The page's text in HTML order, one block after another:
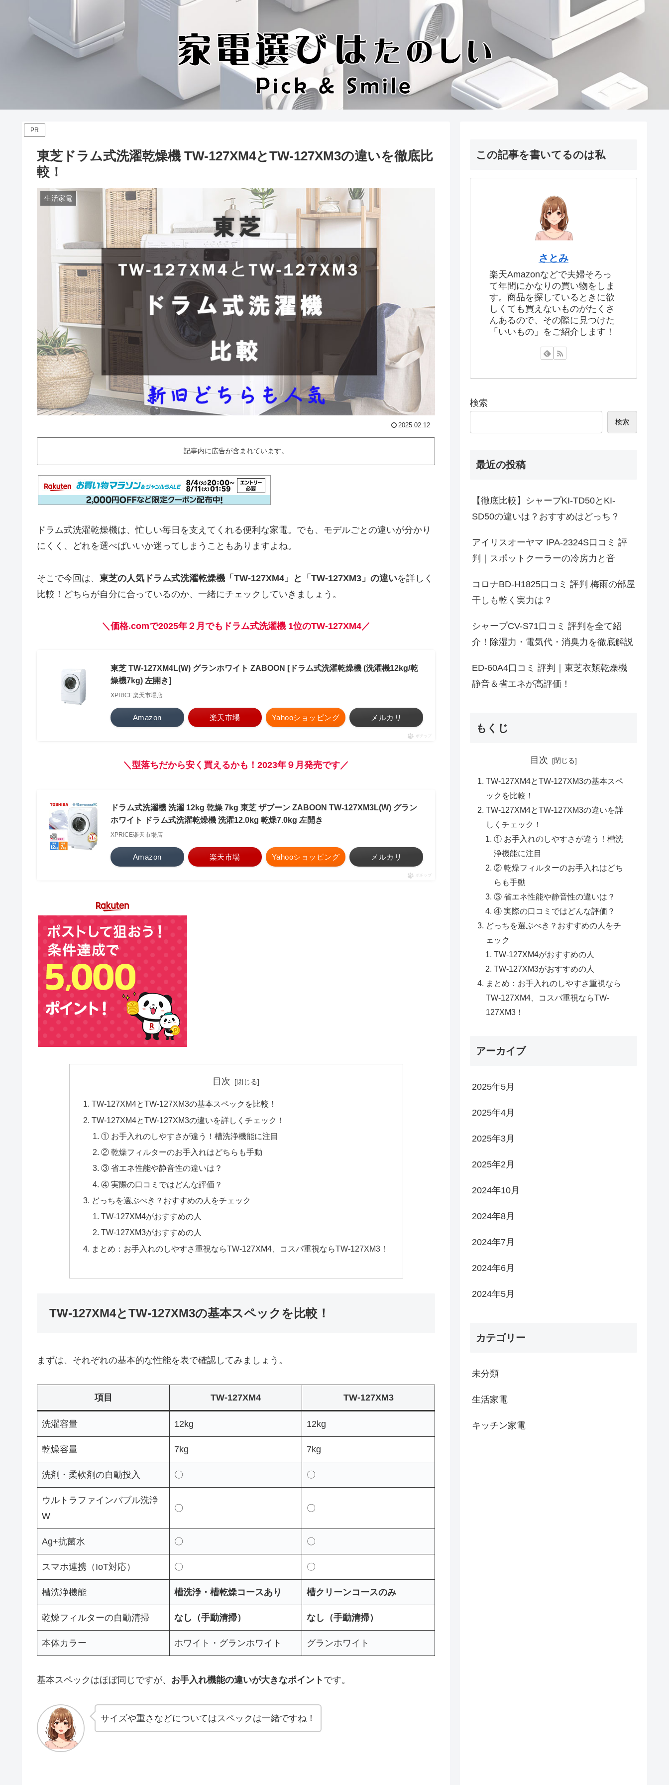
PR
東芝ドラム式洗濯乾燥機 TW-127XM4とTW-127XM3の違いを徹底比
較！
生活家電
2025.02.12
記事内に広告が含まれています。
ドラム式洗濯乾燥機は、忙しい毎日を支えてくれる便利な家電。でも、モデルごとの違いが分かり
にくく、どれを選べばいいか迷ってしまうこともありますよね。
そこで今回は、 東芝の人気ドラム式洗濯乾燥機「TW-127XM4」と「TW-127XM3」の違いを詳しく
比較！どちらが自分に合っているのか、一緒にチェックしていきましょう。
＼価格.comで2025年２月でもドラム式洗濯機 1位のTW-127XM4／
東芝 TW-127XM4L(W) グランホワイト ZABOON [ドラム式洗濯乾燥機 (洗濯機12kg/乾
燥機7kg) 左開き]
XPRICE楽天市場店
Amazon 楽天市場 Yahooショッピング メルカリ
ポチップ
＼型落ちだから安く買えるかも！2023年９月発売です／
ドラム式洗濯機 洗濯 12kg 乾燥 7kg 東芝 ザブーン ZABOON TW-127XM3L(W) グラン
ホワイト ドラム式洗濯乾燥機 洗濯12.0kg 乾燥7.0kg 左開き
XPRICE楽天市場店
Amazon 楽天市場 Yahooショッピング メルカリ
ポチップ
目次
TW-127XM4とTW-127XM3の基本スペックを比較！
TW-127XM4とTW-127XM3の違いを詳しくチェック！
① お手入れのしやすさが違う！槽洗浄機能に注目
② 乾燥フィルターのお手入れはどちらも手動
③ 省エネ性能や静音性の違いは？
④ 実際の口コミではどんな評価？
どっちを選ぶべき？おすすめの人をチェック
TW-127XM4がおすすめの人
TW-127XM3がおすすめの人
まとめ：お手入れのしやすさ重視ならTW-127XM4、コスパ重視ならTW-127XM3！
TW-127XM4とTW-127XM3の基本スペックを比較！
まずは、それぞれの基本的な性能を表で確認してみましょう。
項目 TW-127XM4 TW-127XM3
洗濯容量 12kg 12kg
乾燥容量 7kg 7kg
洗剤・柔軟剤の自動投入 〇 〇
ウルトラファインバブル洗浄
W
〇 〇
Ag+抗菌水 〇 〇
スマホ連携（IoT対応） 〇 〇
槽洗浄機能 槽洗浄・槽乾燥コースあり 槽クリーンコースのみ
乾燥フィルターの自動清掃 なし（手動清掃） なし（手動清掃）
本体カラー ホワイト・グランホワイト グランホワイト
基本スペックはほぼ同じですが、 お手入れ機能の違いが大きなポイント です。
サイズや重さなどについてはスペックは一緒ですね！
この記事を書いてるのは私
さとみ
楽天Amazonなどで夫婦そろっ
て年間にかなりの買い物をしま
す。商品を探しているときに欲
しくても買えないものがたくさ
んあるので、その際に見つけた
「いいもの」をご紹介します！
検索
検索
最近の投稿
【徹底比較】シャープKI-TD50とKI-
SD50の違いは？おすすめはどっち？
アイリスオーヤマ IPA-2324S口コミ 評
判｜スポットクーラーの冷房力と音
コロナBD-H1825口コミ 評判 梅雨の部屋
干しも乾く実力は？
シャープCV-S71口コミ 評判を全て紹
介！除湿力・電気代・消臭力を徹底解説
ED-60A4口コミ 評判｜東芝衣類乾燥機
静音＆省エネが高評価！
もくじ
目次
TW-127XM4とTW-127XM3の基本スペ
ックを比較！
TW-127XM4とTW-127XM3の違いを詳
しくチェック！
① お手入れのしやすさが違う！槽洗
浄機能に注目
② 乾燥フィルターのお手入れはどち
らも手動
③ 省エネ性能や静音性の違いは？
④ 実際の口コミではどんな評価？
どっちを選ぶべき？おすすめの人をチ
ェック
TW-127XM4がおすすめの人
TW-127XM3がおすすめの人
まとめ：お手入れのしやすさ重視なら
TW-127XM4、コスパ重視ならTW-
127XM3！
アーカイブ
2025年5月
2025年4月
2025年3月
2025年2月
2024年10月
2024年8月
2024年7月
2024年6月
2024年5月
カテゴリー
未分類
生活家電
キッチン家電